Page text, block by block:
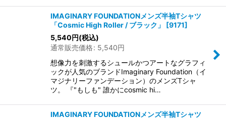
IMAGINARY FOUNDATIONメンズ半袖Tシャツ
「Cosmic High Roller / ブラック」
[9171]
5,540円(税込)
通常販売価格: 5,540円
想像力を刺激するシュールかつアートなグラフィ
ックが人気のブランドImaginary Foundation（イ
マジナリーファンデーション）のメンズTシャ
ツ。 『"もしも" 誰かにcosmic hi…
IMAGINARY FOUNDATIONメンズ半袖Tシャツ